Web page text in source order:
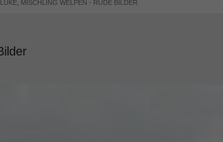
LUKE, MISCHLING WELPEN - RÜDE BILDER